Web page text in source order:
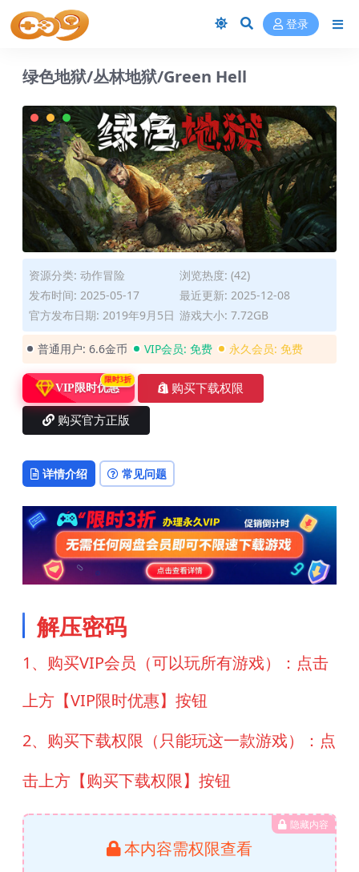
登录
绿色地狱/丛林地狱/Green Hell
资源分类: 动作冒险
浏览热度: (42)
发布时间: 2025-05-17
最近更新: 2025-12-08
官方发布日期: 2019年9月5日 游戏大小: 7.72GB
普通用户: 6.6金币 VIP会员: 免费 永久会员: 免费
VIP限时优惠
限时3折
购买下载权限
购买官方正版
详情介绍 常见问题
解压密码
1、购买VIP会员（可以玩所有游戏）：点击
上方【VIP限时优惠】按钮
2、购买下载权限（只能玩这一款游戏）：点
击上方【购买下载权限】按钮
隐藏内容
本内容需权限查看